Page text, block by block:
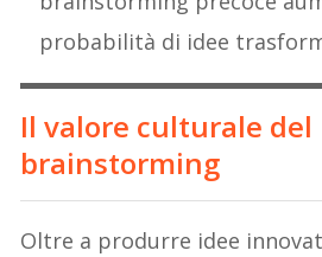
probabilità di idee
Il valore culturale del
brainstorming
Oltre a produrre idee